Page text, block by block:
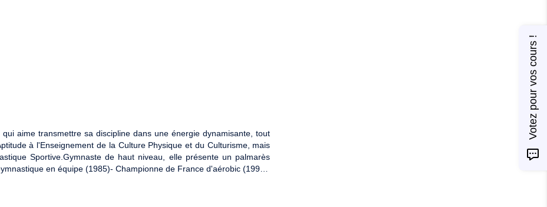
aime transmettre sa discipline dans une énergie dynamisante, tout
à l'Enseignement de la Culture Physique et du Culturisme, mais
Sportive.Gymnaste de haut niveau, elle présente un palmarès
en équipe (1985)- Championne de France d'aérobic (1992 -
attitude déterminée et sérénité » sont ses maitres-mots !
Votez pour vos cours !